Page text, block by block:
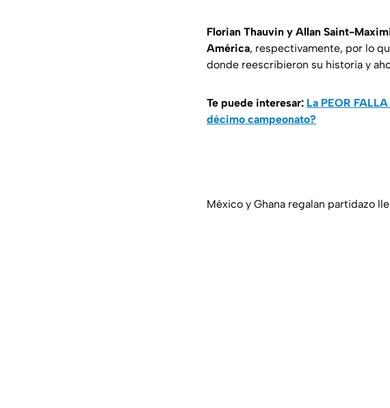
Florian Thauvin y Allan Saint-
América, respectivamente, por lo
donde reescribieron su historia y
Te puede interesar: La PEOR
décimo campeonato?
México y Ghana regalan partidazo